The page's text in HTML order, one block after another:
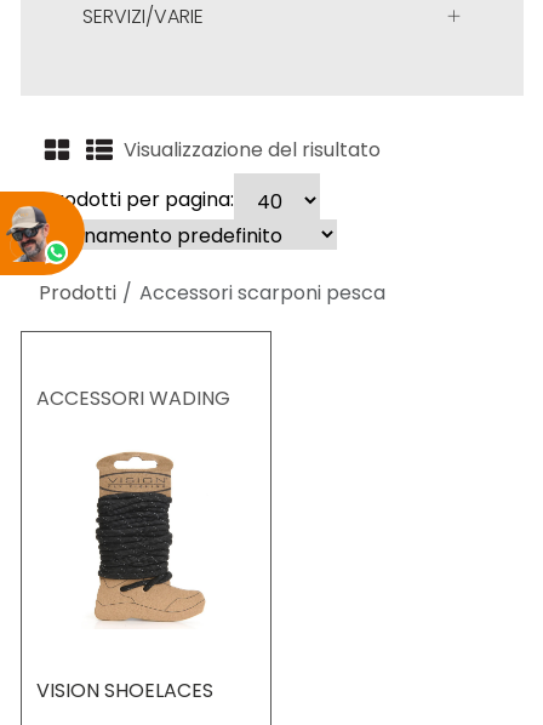
SERVIZI/VARIE
Visualizzazione del risultato
Prodotti per pagina:
Prodotti Accessori scarponi pesca
ACCESSORI WADING
VISION SHOELACES